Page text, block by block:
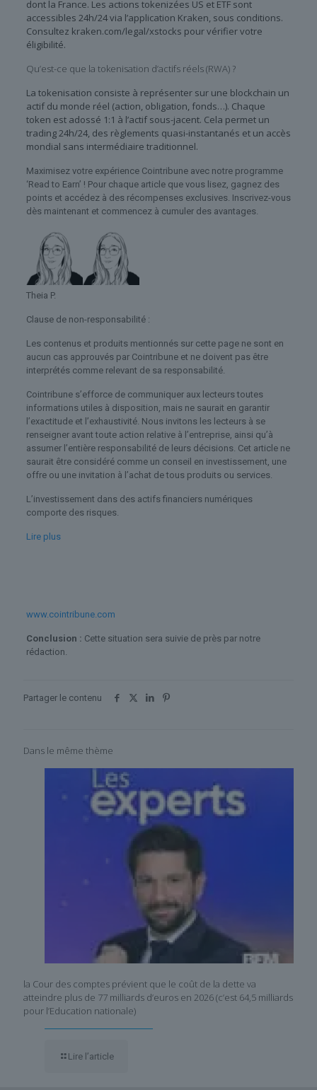
dont la France. Les actions tokenizées US et ETF sont
accessibles 24h/24 via l’application Kraken, sous conditions.
Consultez kraken.com/legal/xstocks pour vérifier votre
éligibilité.
Qu’est-ce que la tokenisation d’actifs réels (RWA) ?
La tokenisation consiste à représenter sur une blockchain un
actif du monde réel (action, obligation, fonds…). Chaque
token est adossé 1:1 à l’actif sous-jacent. Cela permet un
trading 24h/24, des règlements quasi-instantanés et un accès
mondial sans intermédiaire traditionnel.
Maximisez votre expérience Cointribune avec notre programme
‘Read to Earn’ ! Pour chaque article que vous lisez, gagnez des
points et accédez à des récompenses exclusives. Inscrivez-vous
dès maintenant et commencez à cumuler des avantages.
Theia P.
Clause de non-responsabilité :
Les contenus et produits mentionnés sur cette page ne sont en
aucun cas approuvés par Cointribune et ne doivent pas être
interprétés comme relevant de sa responsabilité.
Cointribune s’efforce de communiquer aux lecteurs toutes
informations utiles à disposition, mais ne saurait en garantir
l’exactitude et l’exhaustivité. Nous invitons les lecteurs à se
renseigner avant toute action relative à l’entreprise, ainsi qu’à
assumer l’entière responsabilité de leurs décisions. Cet article ne
saurait être considéré comme un conseil en investissement, une
offre ou une invitation à l’achat de tous produits ou services.
L’investissement dans des actifs financiers numériques
comporte des risques.
Lire plus
www.cointribune.com
Conclusion : Cette situation sera suivie de près par notre
rédaction.
Partager le contenu
Dans le même thème
la Cour des comptes prévient que le coût de la dette va
atteindre plus de 77 milliards d’euros en 2026 (c’est 64,5 milliards
pour l’Education nationale)
Lire l’article